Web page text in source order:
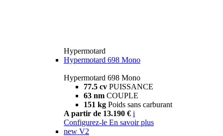
Hypermotard
Hypermotard 698 Mono
Hypermotard 698 Mono
77.5 cv PUISSANCE
63 nm COUPLE
151 kg Poids sans carburant
A partir de 13.190 € i
Configurez-le En savoir plus
new V2